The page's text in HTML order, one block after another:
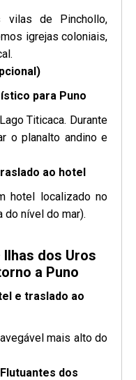
vilas de Pinchollo,
igrejas coloniais,
para Puno
Titicaca. Durante
o planalto andino e
ao hotel
hotel localizado no
do nível do mar).
Ilhas dos Uros
a Puno
e traslado ao
mais alto do
dos